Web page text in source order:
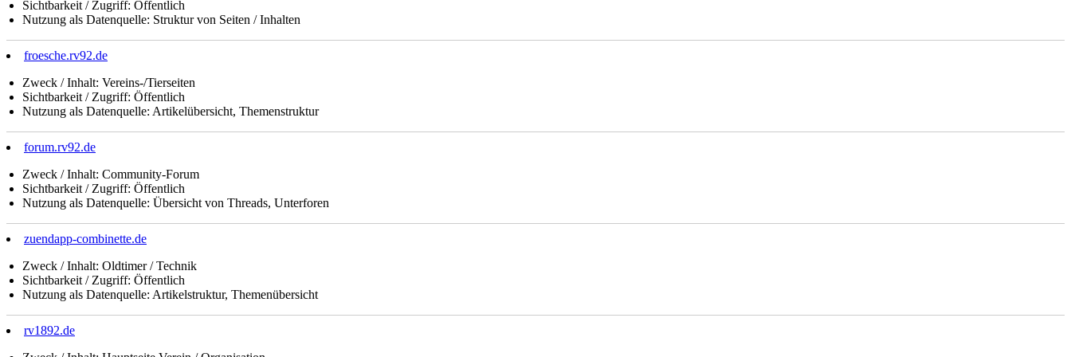
Sichtbarkeit / Zugriff: Öffentlich
Nutzung als Datenquelle: Struktur von Seiten / Inhalten
froesche.rv92.de
Zweck / Inhalt: Vereins-/Tierseiten
Sichtbarkeit / Zugriff: Öffentlich
Nutzung als Datenquelle: Artikelübersicht, Themenstruktur
forum.rv92.de
Zweck / Inhalt: Community-Forum
Sichtbarkeit / Zugriff: Öffentlich
Nutzung als Datenquelle: Übersicht von Threads, Unterforen
zuendapp-combinette.de
Zweck / Inhalt: Oldtimer / Technik
Sichtbarkeit / Zugriff: Öffentlich
Nutzung als Datenquelle: Artikelstruktur, Themenübersicht
rv1892.de